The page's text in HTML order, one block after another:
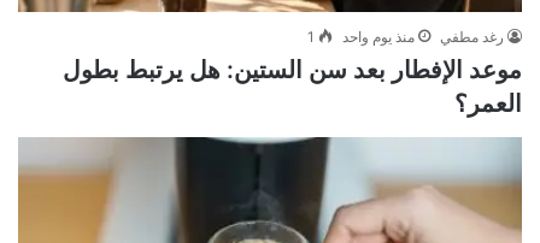
رغد مطفي منذ يوم واحد 1
موعد الإفطار بعد سن الستين: هل يرتبط بطول
العمر؟